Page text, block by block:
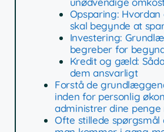
Opsparing:
skal begynde at
Investering:
begreber for
Kredit og gæld:
dem ansvarligt
Forstå de
inden for personlig
administrer dine penge
Ofte stillede spørgsmål